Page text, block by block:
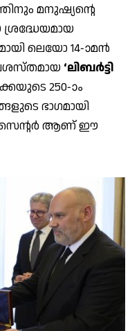
മനുഷ്യന്റെ
ലെയോ 14-ാമൻ
‘ലിബർട്ടി
250-ാം
ഭാഗമായി
സെന്റർ ആണ് ഈ